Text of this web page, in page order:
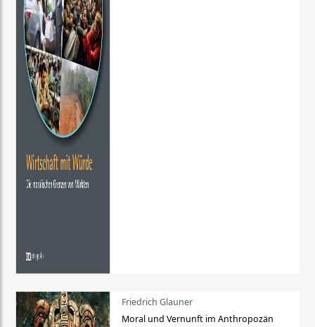
Friedrich Glauner
Moral und Vernunft im Anthropozän